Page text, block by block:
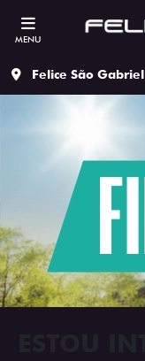
MENU
Felice São Gabriel